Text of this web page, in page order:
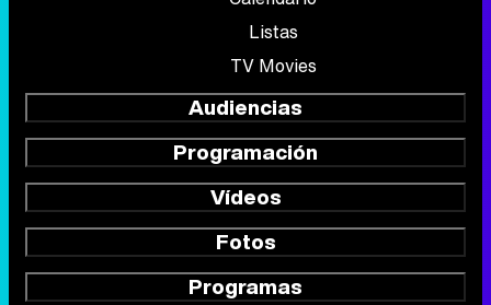
Listas
TV Movies
Audiencias
Programación
Vídeos
Fotos
Programas